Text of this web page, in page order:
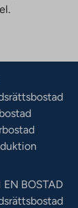
BOSTAD